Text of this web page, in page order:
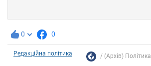
0 0
Редакційна політика (Архів) Політика